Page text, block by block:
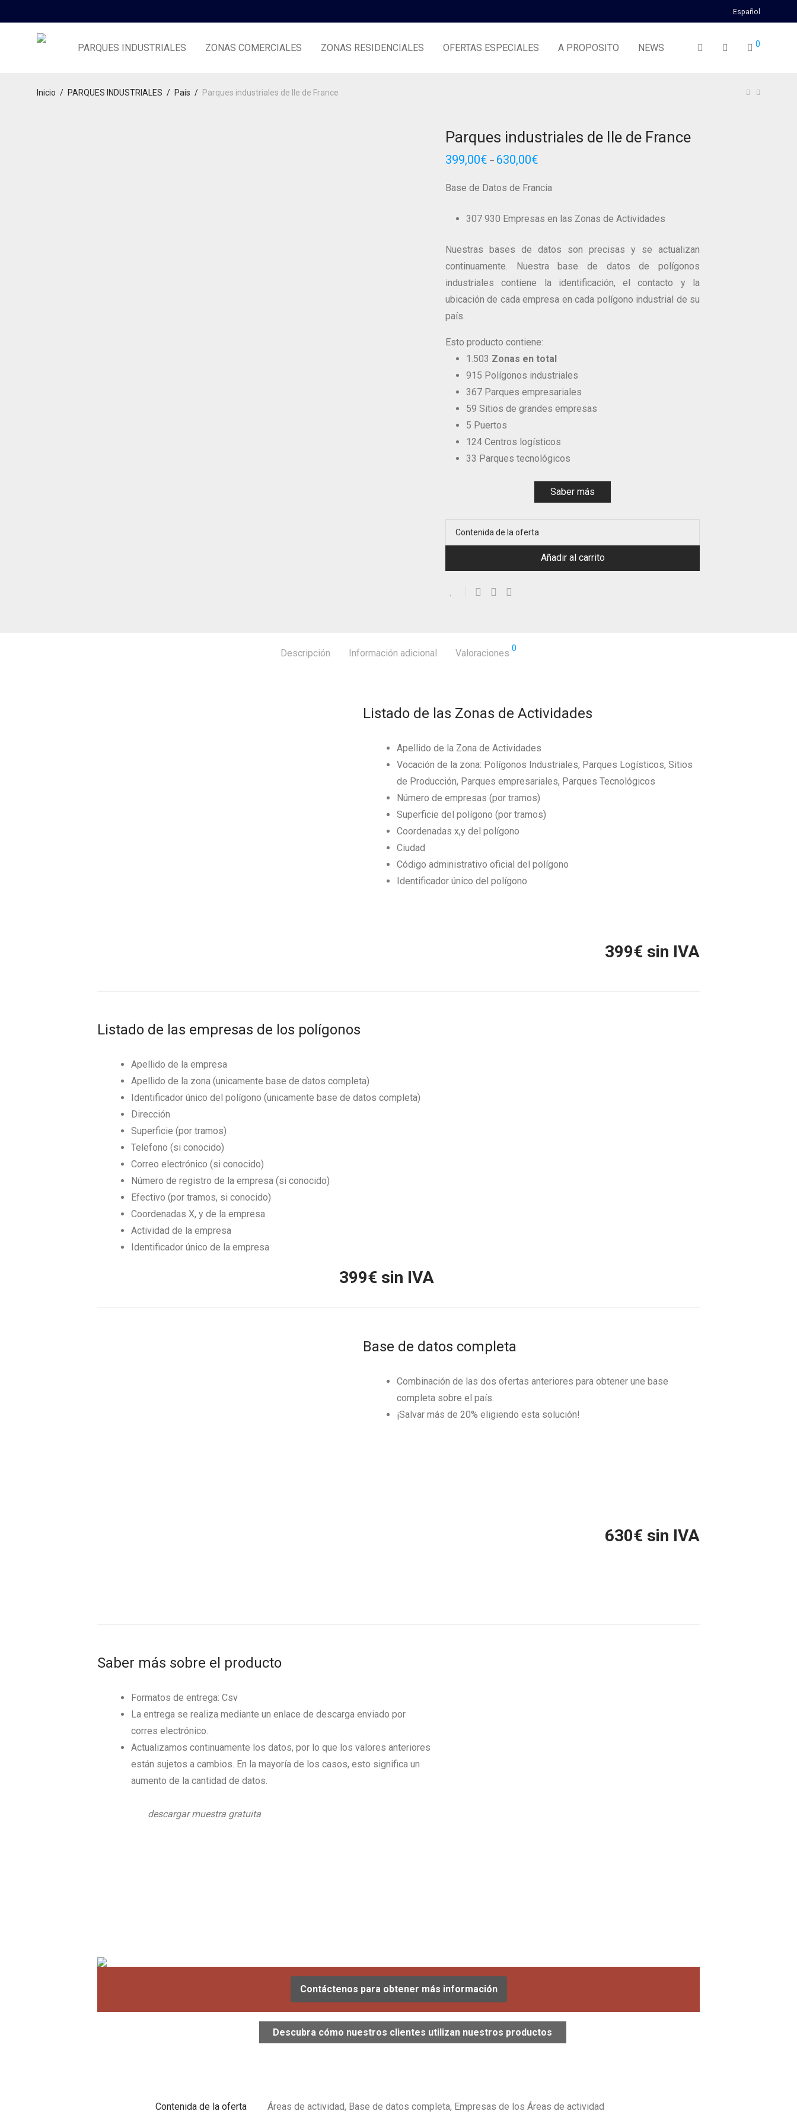
Español
PARQUES INDUSTRIALES ZONAS COMERCIALES ZONAS RESIDENCIALES OFERTAS ESPECIALES A PROPOSITO NEWS 0
Inicio / PARQUES INDUSTRIALES / País / Parques industriales de Ile de France
Parques industriales de Ile de France
399,00€ – 630,00€
Base de Datos de Francia
307 930 Empresas en las Zonas de Actividades
Nuestras bases de datos son precisas y se actualizan
continuamente. Nuestra base de datos de polígonos
industriales contiene la identificación, el contacto y la
ubicación de cada empresa en cada polígono industrial de su
país.
Esto producto contiene:
1.503 Zonas en total
915 Polígonos industriales
367 Parques empresariales
59 Sitios de grandes empresas
5 Puertos
124 Centros logísticos
33 Parques tecnológicos
Saber más
Contenida de la oferta
Añadir al carrito
Descripción Información adicional Valoraciones 0
Listado de las Zonas de Actividades
Apellido de la Zona de Actividades
Vocación de la zona: Polígonos Industriales, Parques Logísticos, Sitios
de Producción, Parques empresariales, Parques Tecnológicos
Número de empresas (por tramos)
Superficie del polígono (por tramos)
Coordenadas x,y del polígono
Ciudad
Código administrativo oficial del polígono
Identificador único del polígono
399€ sin IVA
Listado de las empresas de los polígonos
Apellido de la empresa
Apellido de la zona (unicamente base de datos completa)
Identificador único del polígono (unicamente base de datos completa)
Dirección
Superficie (por tramos)
Telefono (si conocido)
Correo electrónico (si conocido)
Número de registro de la empresa (si conocido)
Efectivo (por tramos, si conocido)
Coordenadas X, y de la empresa
Actividad de la empresa
Identificador único de la empresa
399€ sin IVA
Base de datos completa
Combinación de las dos ofertas anteriores para obtener une base
completa sobre el país.
¡Salvar más de 20% eligiendo esta solución!
630€ sin IVA
Saber más sobre el producto
Formatos de entrega: Csv
La entrega se realiza mediante un enlace de descarga enviado por
corres electrónico.
Actualizamos continuamente los datos, por lo que los valores anteriores
están sujetos a cambios. En la mayoría de los casos, esto significa un
aumento de la cantidad de datos.
descargar muestra gratuita
Contáctenos para obtener más información
Descubra cómo nuestros clientes utilizan nuestros productos
Contenida de la oferta Áreas de actividad, Base de datos completa, Empresas de los Áreas de actividad